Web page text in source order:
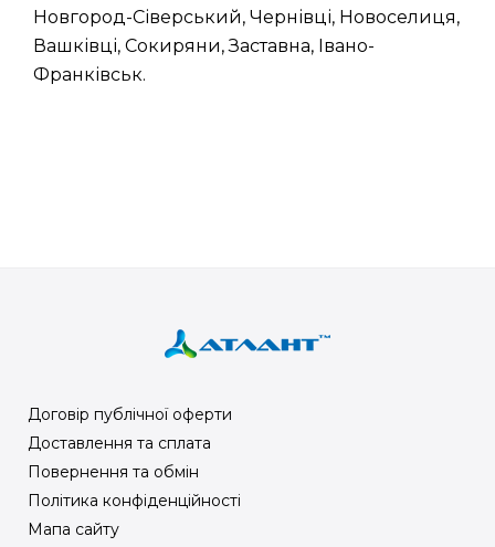
Новгород-Сіверський, Чернівці, Новоселиця,
Вашківці, Сокиряни, Заставна, Івано-
Франківськ.
Договір публічної оферти
Доставлення та сплата
Повернення та обмін
Політика конфіденційності
Мапа сайту